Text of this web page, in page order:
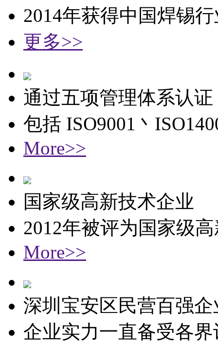
2014年获得中国焊锡
更多>>
通过五项管理体系认证
包括 ISO9001丶
More>>
国家级高新技术企业
2012年被评为国家级
More>>
深圳宝安区民营百强企
企业实力一直备受各界